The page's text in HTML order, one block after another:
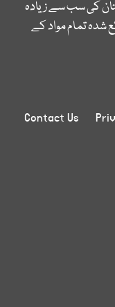
کی سب سے زیادہ
تمام مواد کے
Contact Us